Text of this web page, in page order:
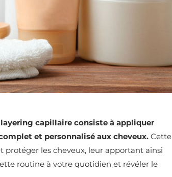
capillaire consiste à appliquer
et personnalisé aux cheveux. Cette
les cheveux, leur apportant ainsi
routine à votre quotidien et révéler le